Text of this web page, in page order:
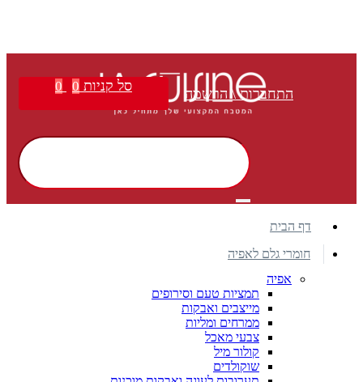
התחברות \ הרשמה סל קניות 0
0
דף הבית
חומרי גלם לאפיה
אפיה
תמציות טעם וסירופים
מייצבים ואבקות
ממרחים ומליות
צבעי מאכל
קולור מיל
שוקולדים